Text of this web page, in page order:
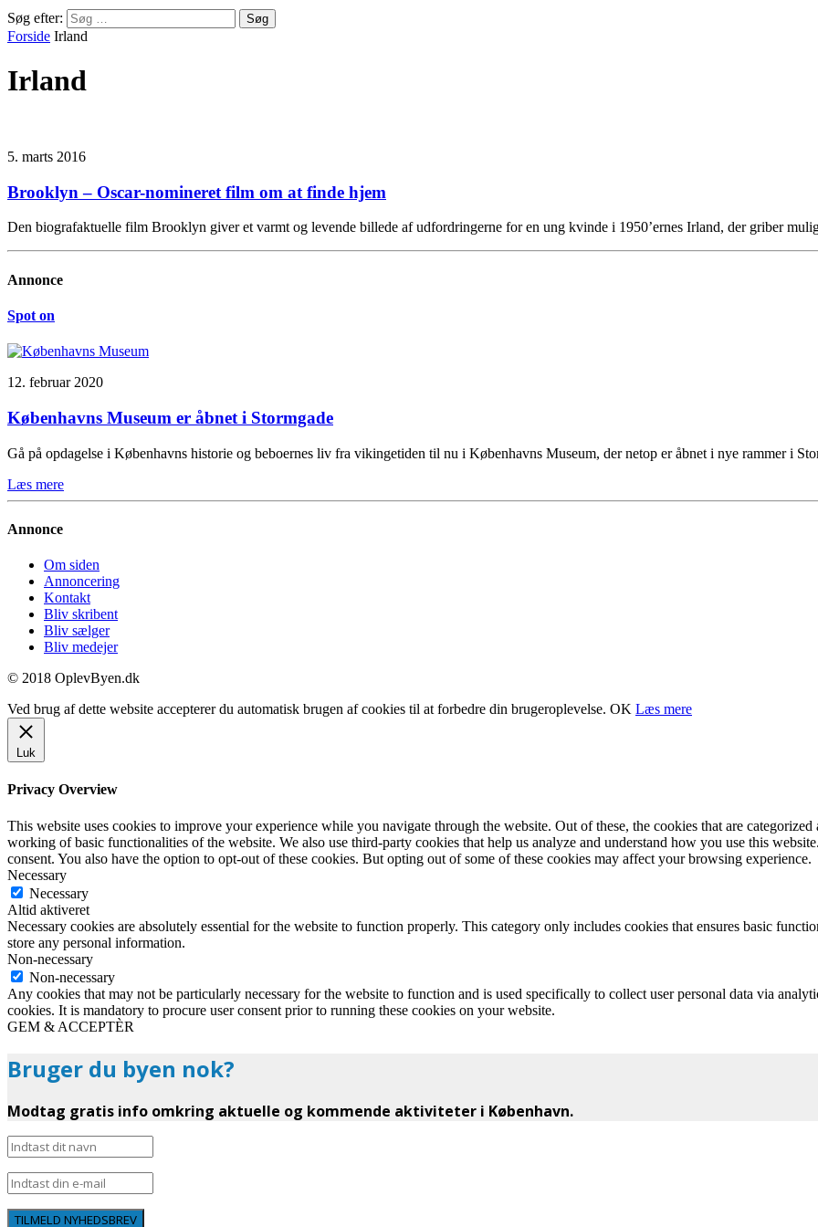
Søg efter:
Forside Irland
Irland
5. marts 2016
Brooklyn – Oscar-nomineret film om at finde hjem
Den biografaktuelle film Brooklyn giver et varmt og levende billede af udfordringerne for en ung kvinde i 1950’ernes Irland, der griber
Annonce
Spot on
12. februar 2020
Københavns Museum er åbnet i Stormgade
Gå på opdagelse i Københavns historie og beboernes liv fra vikingetiden til nu i Københavns Museum, der netop er åbnet i nye rammer i
Læs mere
Annonce
Om siden
Annoncering
Kontakt
Bliv skribent
Bliv sælger
Bliv medejer
© 2018 OplevByen.dk
Ved brug af dette website accepterer du automatisk brugen af cookies til at forbedre din brugeroplevelse. OK Læs mere
Luk
Privacy Overview
This website uses cookies to improve your experience while you navigate through the website. Out of these, the cookies that are categorized
working of basic functionalities of the website. We also use third-party cookies that help us analyze and understand how you use this
consent. You also have the option to opt-out of these cookies. But opting out of some of these cookies may affect your browsing experience.
Necessary
Necessary
Altid aktiveret
Necessary cookies are absolutely essential for the website to function properly. This category only includes cookies that ensures basic
store any personal information.
Non-necessary
Non-necessary
Any cookies that may not be particularly necessary for the website to function and is used specifically to collect user personal data via
cookies. It is mandatory to procure user consent prior to running these cookies on your website.
GEM & ACCEPTÈR
Bruger du byen nok?
Modtag gratis info omkring aktuelle og kommende aktiviteter i København.
TILMELD NYHEDSBREV